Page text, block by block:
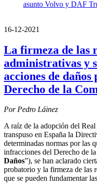
asunto Volvo y DAF
16-12-2021
La firmeza de las
administrativas y
acciones de
Derecho de la
Por Pedro Láinez
A raíz de la adopción del
transpuso en España la
determinadas normas por las
infracciones del Derecho de
Daños”), se han aclarado
probatorio y la firmeza de las
que se pueden fundamentar